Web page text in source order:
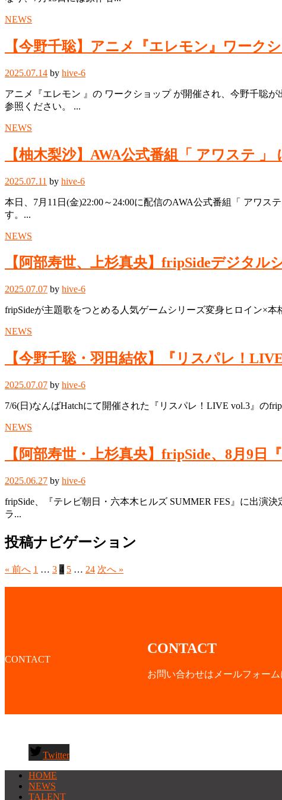
NEWS
【今野千聡】アニメ『エレモン』ワーク
2025.07.14 by hive-6
アニメ『エレモン 』の ワークショップ が開催され、今野千聡
参照ください。 ...
NEWS
【柚木梨沙】AWA公式番組「 アワステ 」
2025.07.11 by hive-6
本日、7月11日(金)22:00～24:00に配信のAWA公式番組「 アワ
す。...
NEWS
【阿部寿世、上杉真央】fripSideデジタル
2025.07.07 by hive-6
fripSideが主題歌をつとめる人気ゲームシリーズ変身ヒロイン×
NEWS
【今野千聡・羽田結依】『リスパレ！
2025.07.07 by hive-6
7/6(日)なんばHatchにて開催された『リスパレ！LIVE vol.3』の
NEWS
【阿部寿世・上杉真央】fripSide、8月9日
2025.06.27 by hive-6
fripSide、『テレビ朝日・六本木ヒルズ SUMMER FES』に出
ラ...
投稿ナビゲーション
« 前へ 1 … 3 4 5 … 24 次へ »
CONTACT
CONTACT
お問い合わせはメールフォー
Twitter
HOME
NEWS
TALENT